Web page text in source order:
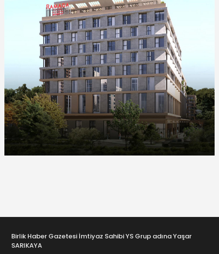
Birlik Haber Gazetesi İmtiyaz Sahibi YS Grup adına Yaşar
SARIKAYA